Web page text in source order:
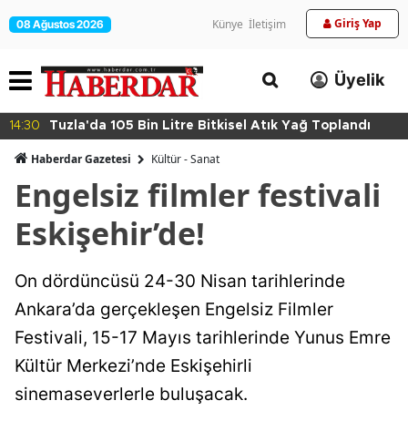
08 Ağustos 2026 Künye İletişim Giriş Yap
Üyelik
14:30 Tuzla'da 105 Bin Litre Bitkisel Atık Yağ Toplandı
Haberdar Gazetesi Kültür - Sanat
Engelsiz filmler festivali
Eskişehir’de!
On dördüncüsü 24-30 Nisan tarihlerinde
Ankara’da gerçekleşen Engelsiz Filmler
Festivali, 15-17 Mayıs tarihlerinde Yunus Emre
Kültür Merkezi’nde Eskişehirli
sinemaseverlerle buluşacak.